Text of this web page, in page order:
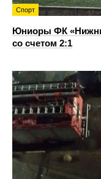
Спорт
Юниоры ФК
со счетом 2:1